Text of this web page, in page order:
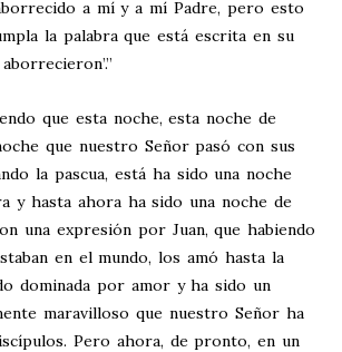
a mí y a mí Padre, pero esto
la palabra que está escrita en su
que esta noche, esta noche de
que nuestro Señor pasó con sus
la pascua, está ha sido una noche
y hasta ahora ha sido una noche de
una expresión por Juan, que habiendo
en el mundo, los amó hasta la
dominada por amor y ha sido un
maravilloso que nuestro Señor ha
Pero ahora, de pronto, en un